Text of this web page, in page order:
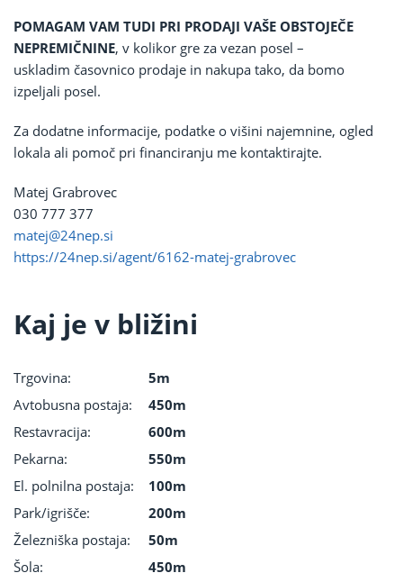
POMAGAM VAM TUDI PRI PRODAJI VAŠE OBSTOJEČE
NEPREMIČNINE, v kolikor gre za vezan posel –
uskladim časovnico prodaje in nakupa tako, da bomo
izpeljali posel.
Za dodatne informacije, podatke o višini najemnine, ogled
lokala ali pomoč pri financiranju me kontaktirajte.
Matej Grabrovec
030 777 377
matej@24nep.si
https://24nep.si/agent/6162-matej-grabrovec
Kaj je v bližini
Trgovina:
5m
Avtobusna postaja:
450m
Restavracija:
600m
Pekarna:
550m
El. polnilna postaja:
100m
Park/igrišče:
200m
Železniška postaja:
50m
Šola:
450m